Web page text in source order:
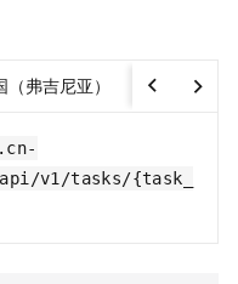
（弗吉尼亚） 德国（法
v1/tasks/{task_